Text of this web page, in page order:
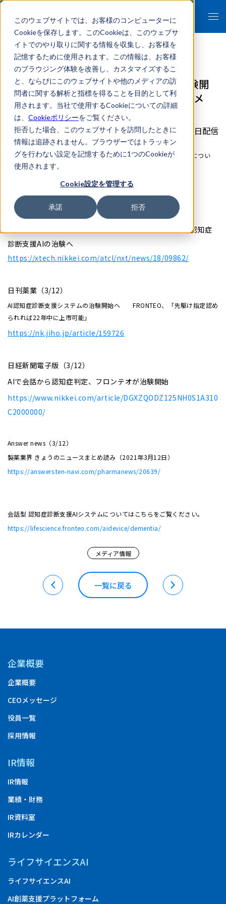
このウェブサイトでは、お客様のコンピューターに
Cookieを保存します。このCookieは、このウェブサ
イトでのやり取りに関する情報を収集し、お客様を
記憶するために使用されます。この情報は、お客様
のブラウジング体験を改善し、カスタマイズするこ
と、ならびにこのウェブサイトや他のメディアの訪
問者に関する解析と指標を得ることを目的として利
用されます。当社で使用するCookieについての詳細
は、 Cookieポリシーをご覧ください。
拒否した場合、このウェブサイトを訪問したときに
情報は追跡されません。ブラウザーではトラッキン
グを行わない設定を記憶するために1つのCookieが
使用されます。
Cookie設定を管理する
承諾 拒否
会話型 認知症診断支援AIシステムの治験開
始（2021/3/12発表）について、複数のメ
ディアで取り上げられました
2021年03月15日配信
会話型 認知症診断支援AIシステムの治験開始（2021/3/12発表）につい
て、複数のメディアで紹介されています。
【Webメディア】（掲載順。カッコ内は掲載日）
日経XTech（3/12）
世界初の「言語系AI医療機器」を目指し、FRONTEOが認知症
診断支援AIの治験へ
https://xtech.nikkei.com/atcl/nxt/news/18/09862/
日刊薬業（3/12）
AI認知症診断支援システムの治験開始へ FRONTEO、「先駆け指定認め
られれば22年中に上市可能」
https://nk.jiho.jp/article/159726
日経新聞電子版（3/12）
AIで会話から認知症判定、フロンテオが治験開始
https://www.nikkei.com/article/DGXZQODZ125NH0S1A310
C2000000/
Answer news（3/12）
製薬業界 きょうのニュースまとめ読み（2021年3月12日）
https://answers.ten-navi.com/pharmanews/20639/
会話型 認知症診断支援AIシステムについてはこちらをご覧ください。
https://lifescience.fronteo.com/aidevice/dementia/
メディア情報
一覧に戻る
企業概要
企業概要
CEOメッセージ
役員一覧
採用情報
IR情報
IR情報
業績・財務
IR資料室
IRカレンダー
ライフサイエンスAI
ライフサイエンスAI
AI創薬支援プラットフォーム